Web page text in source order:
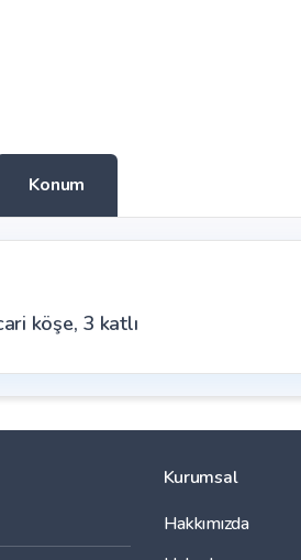
Konum
köşe, 3 katlı
Kurumsal
Hakkımızda